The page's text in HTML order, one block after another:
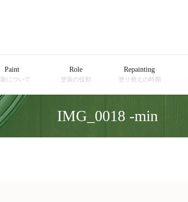
Paint
について
Role
塗装の役割
Repainting
塗り替えの時期
IMG_0018 -min